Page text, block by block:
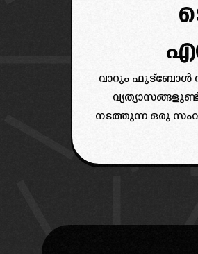
വാറും ഫുട്ബോൾ
നടത്തുന്ന ഒരു